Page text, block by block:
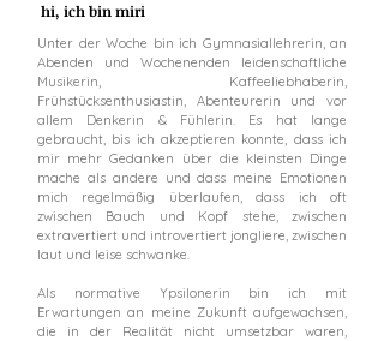
hi, ich bin miri
Unter der Woche bin ich Gymnasiallehrerin, an
Abenden und Wochenenden leidenschaftliche
Musikerin, Kaffeeliebhaberin,
Frühstücksenthusiastin, Abenteurerin und vor
allem Denkerin & Fühlerin. Es hat lange
gebraucht, bis ich akzeptieren konnte, dass ich
mir mehr Gedanken über die kleinsten Dinge
mache als andere und dass meine Emotionen
mich regelmäßig überlaufen, dass ich oft
zwischen Bauch und Kopf stehe, zwischen
extravertiert und introvertiert jongliere, zwischen
laut und leise schwanke.
Als normative Ypsilonerin bin ich mit
Erwartungen an meine Zukunft aufgewachsen,
die in der Realität nicht umsetzbar waren,